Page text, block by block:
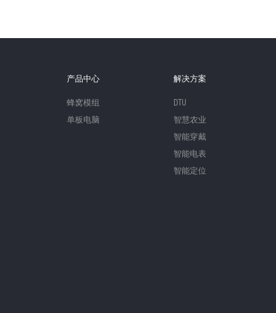
产品中心
蜂窝模组
单板电脑
解决方案
DTU
智慧农业
智能穿戴
智能电表
智能定位